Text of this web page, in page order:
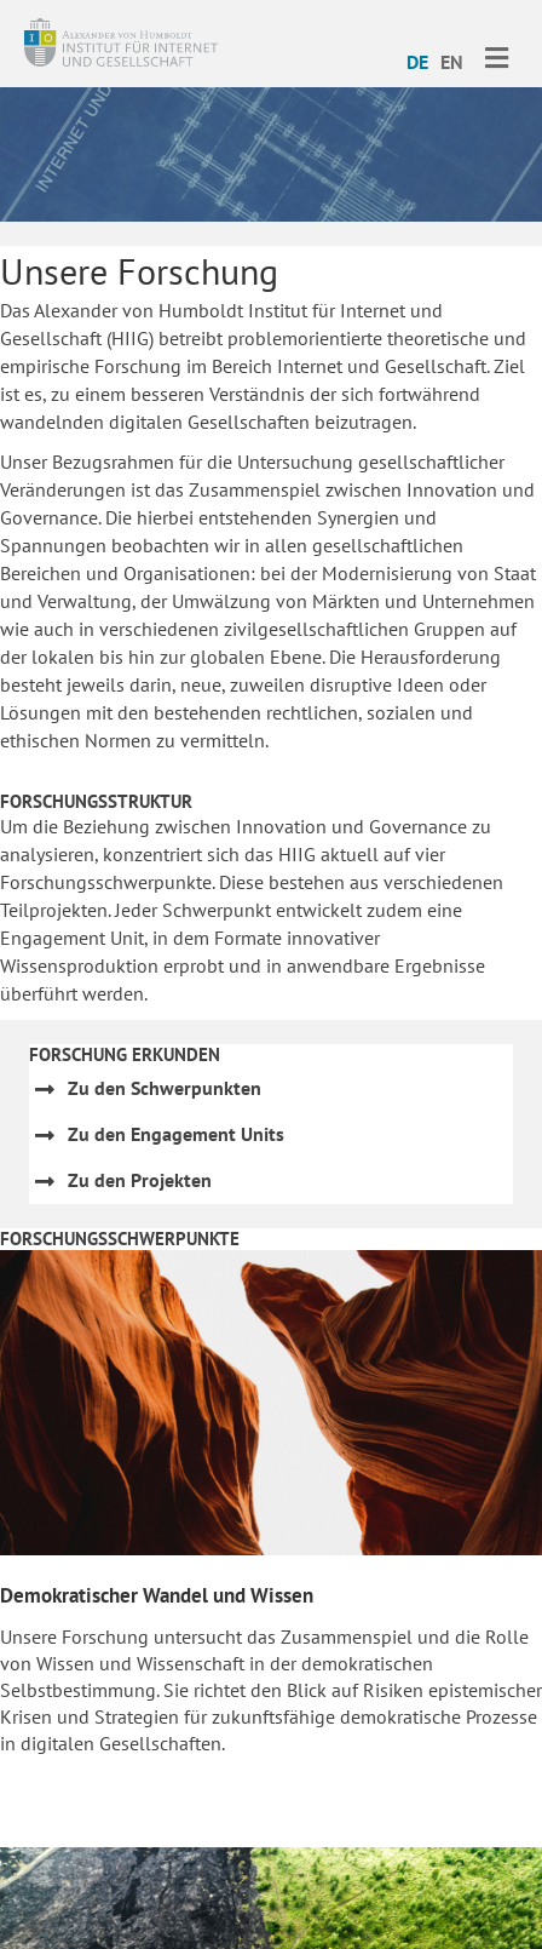
DE EN
Unsere Forschung
Das Alexander von Humboldt Institut für Internet und
Gesellschaft (HIIG) betreibt problemorientierte theoretische und
empirische Forschung im Bereich Internet und Gesellschaft. Ziel
ist es, zu einem besseren Verständnis der sich fortwährend
wandelnden digitalen Gesellschaften beizutragen.
Unser Bezugsrahmen für die Untersuchung gesellschaftlicher
Veränderungen ist das Zusammenspiel zwischen Innovation und
Governance. Die hierbei entstehenden Synergien und
Spannungen beobachten wir in allen gesellschaftlichen
Bereichen und Organisationen: bei der Modernisierung von Staat
und Verwaltung, der Umwälzung von Märkten und Unternehmen
wie auch in verschiedenen zivilgesellschaftlichen Gruppen auf
der lokalen bis hin zur globalen Ebene. Die Herausforderung
besteht jeweils darin, neue, zuweilen disruptive Ideen oder
Lösungen mit den bestehenden rechtlichen, sozialen und
ethischen Normen zu vermitteln.
FORSCHUNGSSTRUKTUR
Um die Beziehung zwischen Innovation und Governance zu
analysieren, konzentriert sich das HIIG aktuell auf vier
Forschungsschwerpunkte. Diese bestehen aus verschiedenen
Teilprojekten. Jeder Schwerpunkt entwickelt zudem eine
Engagement Unit, in dem Formate innovativer
Wissensproduktion erprobt und in anwendbare Ergebnisse
überführt werden.
FORSCHUNG ERKUNDEN
Zu den Schwerpunkten
Zu den Engagement Units
Zu den Projekten
FORSCHUNGSSCHWERPUNKTE
Demokratischer Wandel und Wissen
Unsere Forschung untersucht das Zusammenspiel und die Rolle
von Wissen und Wissenschaft in der demokratischen
Selbstbestimmung. Sie richtet den Blick auf Risiken epistemischer
Krisen und Strategien für zukunftsfähige demokratische Prozesse
in digitalen Gesellschaften.